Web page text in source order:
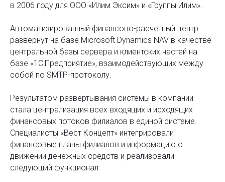
в 2006 году для ООО «Илим Эксим» и «Группы Илим».
Автоматизированный финансово-расчетный центр
развернут на базе Microsoft Dynamics NAV в качестве
центральной базы сервера и клиентских частей на
базе «1С:Предприятие», взаимодействующих между
собой по SMTP-протоколу.
Результатом развертывания системы в компании
стала централизация всех входящих и исходящих
финансовых потоков филиалов в единой системе.
Специалисты «Вест Концепт» интегрировали
финансовые планы филиалов и информацию о
движении денежных средств и реализовали
следующий функционал: